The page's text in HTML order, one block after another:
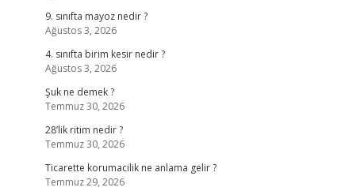
9. sınıfta mayoz nedir ?
Ağustos 3, 2026
4. sınıfta birim kesir nedir ?
Ağustos 3, 2026
Şuk ne demek ?
Temmuz 30, 2026
28’lik ritim nedir ?
Temmuz 30, 2026
Ticarette korumacilik ne anlama gelir ?
Temmuz 29, 2026